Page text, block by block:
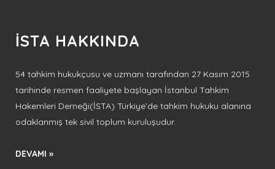
İSTA HAKKINDA
54 tahkim hukukçusu ve uzmanı tarafından 27 Kasım 2015
tarihinde resmen faaliyete başlayan İstanbul Tahkim
Hakemleri Derneği(İSTA) Türkiye’de tahkim hukuku alanına
odaklanmış tek sivil toplum kuruluşudur.
DEVAMI »